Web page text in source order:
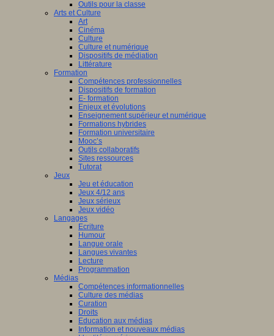
Outils pour la classe
Arts et Culture
Art
Cinéma
Culture
Culture et numérique
Dispositifs de médiation
Littérature
Formation
Compétences professionnelles
Dispositifs de formation
E- formation
Enjeux et évolutions
Enseignement supérieur et numérique
Formations hybrides
Formation universitaire
Mooc’s
Outils collaboratifs
Sites ressources
Tutorat
Jeux
Jeu et éducation
Jeux 4/12 ans
Jeux sérieux
Jeux vidéo
Langages
Ecriture
Humour
Langue orale
Langues vivantes
Lecture
Programmation
Médias
Compétences informationnelles
Culture des médias
Curation
Droits
Education aux médias
Information et nouveaux médias